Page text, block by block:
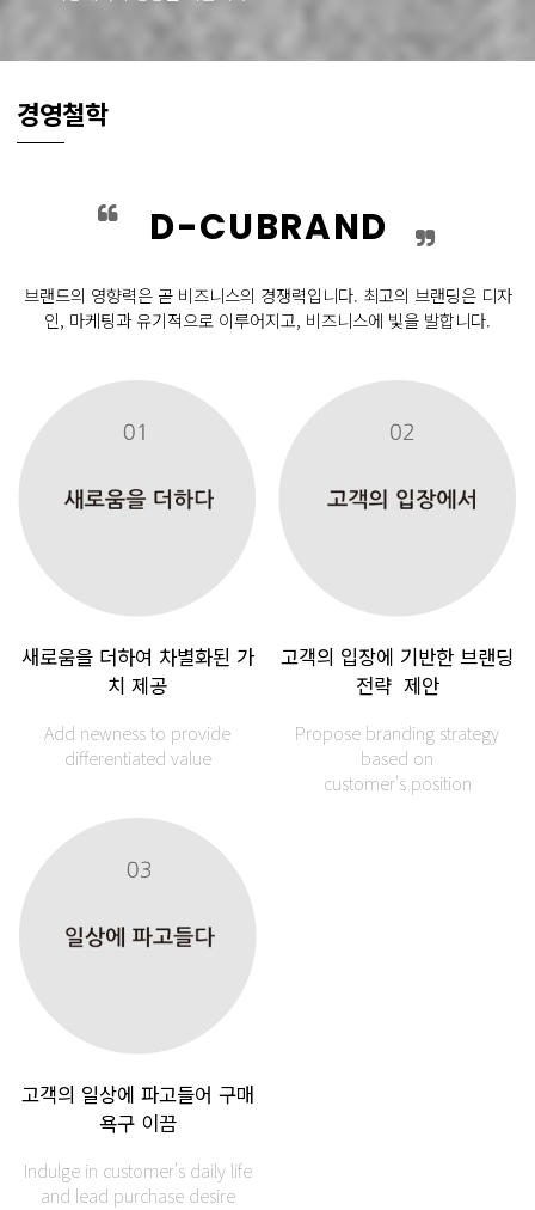
경영철학
D-CUBRAND
브랜드의 영향력은 곧 비즈니스의 경쟁력입니다. 최고의 브랜딩은 디자
인, 마케팅과 유기적으로 이루어지고, 비즈니스에 빛을 발합니다.
새로움을 더하여 차별화된 가
치 제공
Add newness to provide
differentiated value
고객의 입장에 기반한 브랜딩
전략 제안
Propose branding strategy
based on
customer's position
고객의 일상에 파고들어 구매
욕구 이끔
Indulge in customer's daily life
and lead purchase desire